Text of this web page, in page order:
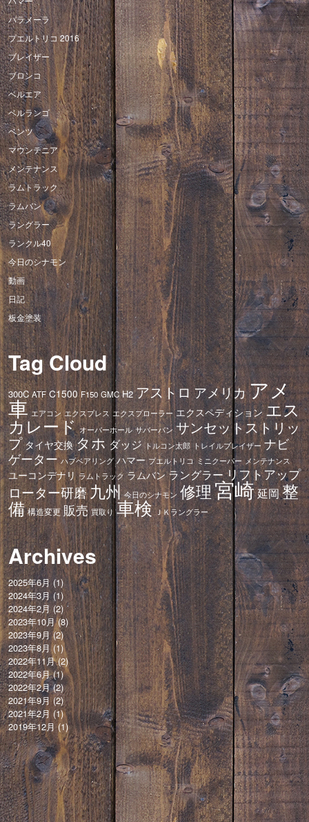
パラメーラ
プエルトリコ 2016
ブレイザー
ブロンコ
ベルエア
ベルランゴ
ベンツ
マウンテニア
メンテナンス
ラムトラック
ラムバン
ラングラー
ランクル40
今日のシナモン
動画
日記
板金塗装
Tag Cloud
300C ATF C1500 F150 GMC H2 アストロ アメリカアメ
車 エアコン エクスプレス エクスプローラー エクスペディション エス
カレード オーバーホール サバーバン サンセットストリッ
プ タイヤ交換タホ ダッジ トルコン太郎 トレイルブレイザー ナビ
ゲーター ハブベアリング ハマー プエルトリコ ミニクーパー メンテナンス
ユーコンデナリ ラムトラック ラムバン ラングラー リフトアップ
ローター研磨九州 今日のシナモン 修理宮崎延岡整
備 構造変更 販売 買取り 車検 ＪＫラングラー
Archives
2025年6月(1)
2024年3月(1)
2024年2月(2)
2023年10月(8)
2023年9月(2)
2023年8月(1)
2022年11月(2)
2022年6月(1)
2022年2月(2)
2021年9月(2)
2021年2月 (1)
2019年12月(1)